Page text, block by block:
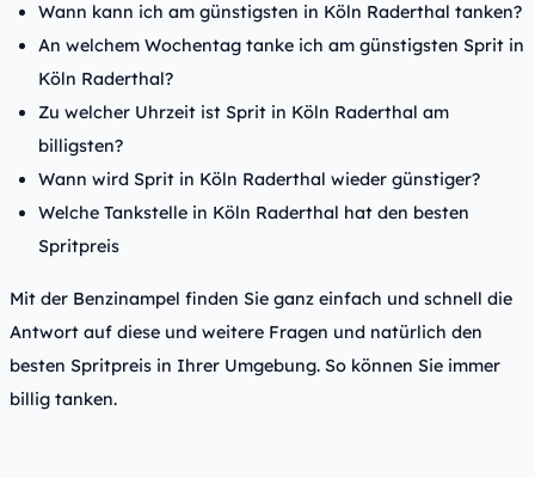
Wann kann ich am günstigsten in Köln Raderthal tanken?
An welchem Wochentag tanke ich am günstigsten Sprit in
Köln Raderthal?
Zu welcher Uhrzeit ist Sprit in Köln Raderthal am
billigsten?
Wann wird Sprit in Köln Raderthal wieder günstiger?
Welche Tankstelle in Köln Raderthal hat den besten
Spritpreis
Mit der Benzinampel finden Sie ganz einfach und schnell die
Antwort auf diese und weitere Fragen und natürlich den
besten Spritpreis in Ihrer Umgebung. So können Sie immer
billig tanken.